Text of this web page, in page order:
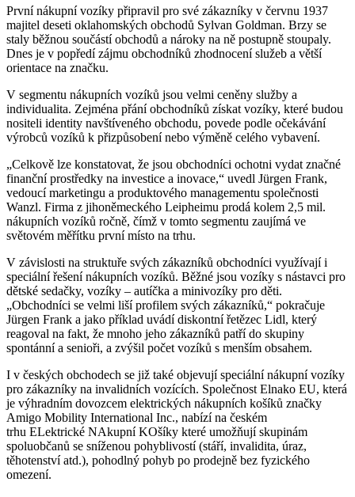
První nákupní vozíky připravil pro své zákazníky v červnu 1937
majitel deseti oklahomských obchodů Sylvan Goldman. Brzy se
staly běžnou součástí obchodů a nároky na ně postupně stoupaly.
Dnes je v popředí zájmu obchodníků zhodnocení služeb a větší
orientace na značku.
V segmentu nákupních vozíků jsou velmi ceněny služby a
individualita. Zejména přání obchodníků získat vozíky, které budou
nositeli identity navštíveného obchodu, povede podle očekávání
výrobců vozíků k přizpůsobení nebo výměně celého vybavení.
„Celkově lze konstatovat, že jsou obchodníci ochotni vydat značné
finanční prostředky na investice a inovace,“ uvedl Jürgen Frank,
vedoucí marketingu a produktového managementu společnosti
Wanzl. Firma z jihoněmeckého Leipheimu prodá kolem 2,5 mil.
nákupních vozíků ročně, čímž v tomto segmentu zaujímá ve
světovém měřítku první místo na trhu.
V závislosti na struktuře svých zákazníků obchodníci využívají i
speciální řešení nákupních vozíků. Běžné jsou vozíky s nástavci pro
dětské sedačky, vozíky – autíčka a minivozíky pro děti.
„Obchodníci se velmi liší profilem svých zákazníků,“ pokračuje
Jürgen Frank a jako příklad uvádí diskontní řetězec Lidl, který
reagoval na fakt, že mnoho jeho zákazníků patří do skupiny
spontánní a senioři, a zvýšil počet vozíků s menším obsahem.
I v českých obchodech se již také objevují speciální nákupní vozíky
pro zákazníky na invalidních vozících. Společnost Elnako EU, která
je výhradním dovozcem elektrických nákupních košíků značky
Amigo Mobility International Inc., nabízí na českém
trhu ELektrické NAkupní KOšíky které umožňují skupinám
spoluobčanů se sníženou pohyblivostí (stáří, invalidita, úraz,
těhotenství atd.), pohodlný pohyb po prodejně bez fyzického
omezení.